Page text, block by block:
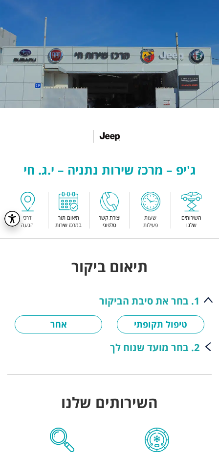
ג'יפ – מרכז שירות נתניה – י.ג. חי
השירותים
שלנו
שעות
פעילות
יצירת קשר
טלפוני
תיאום תור
במרכז שירות
דרכי
הגעה
תיאום ביקור
1. בחר את סיבת הביקור
טיפול תקופתי אחר
2. בחר מועד שנוח לך
השירותים שלנו